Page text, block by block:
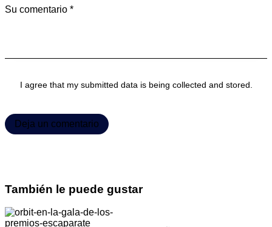
I agree that my submitted data is being collected and stored.
También le puede gustar